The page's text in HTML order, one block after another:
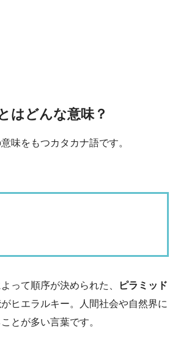
はどんな意味？
味をもつカタカナ語です。
って順序が決められた、
ピラミッド
がヒエラルキー。人間社会や自然界に
とが多い言葉です。